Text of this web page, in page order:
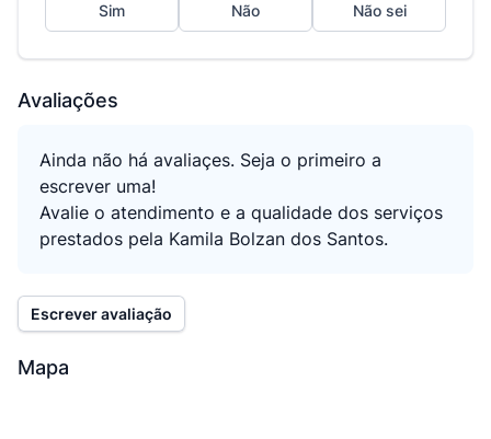
Sim Não Não sei
Avaliações
Ainda não há avaliaçes. Seja o primeiro a
escrever uma!
Avalie o atendimento e a qualidade dos serviços
prestados pela Kamila Bolzan dos Santos.
Escrever avaliação
Mapa